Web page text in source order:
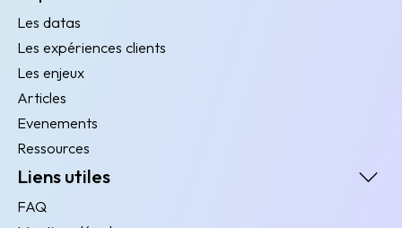
Les datas
Les expériences clients
Les enjeux
Articles
Evenements
Ressources
Liens utiles
FAQ